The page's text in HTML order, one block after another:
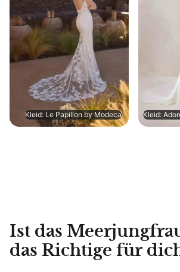
Kleid: Le Papillon by Modeca Kleid:
Ist das
das Richtige für